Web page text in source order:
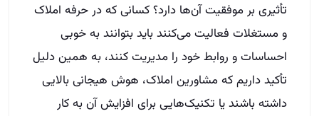
تأثیری بر موفقیت آن‌ها دارد؟ کسانی که در حرفه املاک
و مستغلات فعالیت می‌کنند باید بتوانند به خوبی
احساسات و روابط خود را مدیریت کنند، به همین دلیل
تأکید داریم که مشاورین املاک، هوش هیجانی بالایی
داشته باشند یا تکنیک‌هایی برای افزایش آن به کار